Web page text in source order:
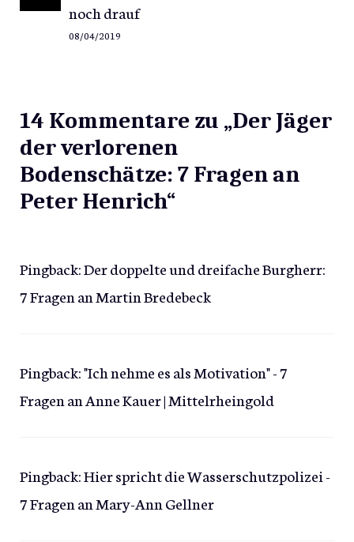
noch drauf
08/04/2019
14 Kommentare zu „Der Jäger
der verlorenen
Bodenschätze: 7 Fragen an
Peter Henrich“
Pingback:Der doppelte und dreifache Burgherr:
7 Fragen an Martin Bredebeck
Pingback:"Ich nehme es als Motivation" - 7
Fragen an Anne Kauer | Mittelrheingold
Pingback:Hier spricht die Wasserschutzpolizei -
7 Fragen an Mary-Ann Gellner